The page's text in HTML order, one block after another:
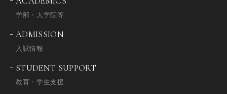
学部・大学院等
ADMISSION
入試情報
STUDENT SUPPORT
教育・学生支援